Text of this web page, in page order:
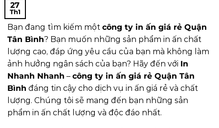
27
Th1
Bạn đang tìm kiếm một công ty in ấn giá rẻ Quận
Tân Bình? Bạn muốn những sản phẩm in ấn chất
lượng cao, đáp ứng yêu cầu của bạn mà không làm
ảnh hưởng ngân sách của bạn? Hãy đến với In
Nhanh Nhanh – công ty in ấn giá rẻ Quận Tân
Bình đáng tin cậy cho dịch vụ in ấn giá rẻ và chất
lượng. Chúng tôi sẽ mang đến bạn những sản
phẩm in ấn chất lượng và độc đáo nhất.